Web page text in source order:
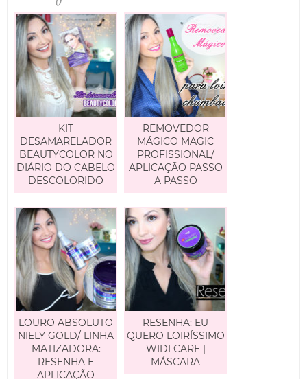
KIT
DESAMARELADOR
BEAUTYCOLOR NO
DIÁRIO DO CABELO
DESCOLORIDO
REMOVEDOR
MÁGICO MAGIC
PROFISSIONAL/
APLICAÇÃO PASSO
A PASSO
LOURO ABSOLUTO
NIELY GOLD/ LINHA
MATIZADORA:
RESENHA E
APLICAÇÃO
RESENHA: EU
QUERO LOIRÍSSIMO
WIDI CARE |
MÁSCARA